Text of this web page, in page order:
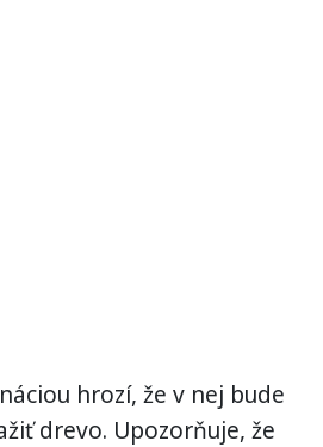
hrozí, že v nej bude
drevo. Upozorňuje, že